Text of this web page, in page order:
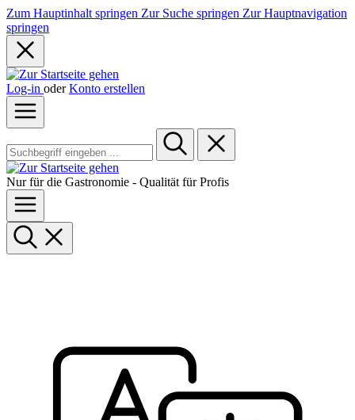
Zum Hauptinhalt springen Zur Suche springen Zur Hauptnavigation
springen
Log-in oder Konto erstellen
Nur für die Gastronomie - Qualität für Profis